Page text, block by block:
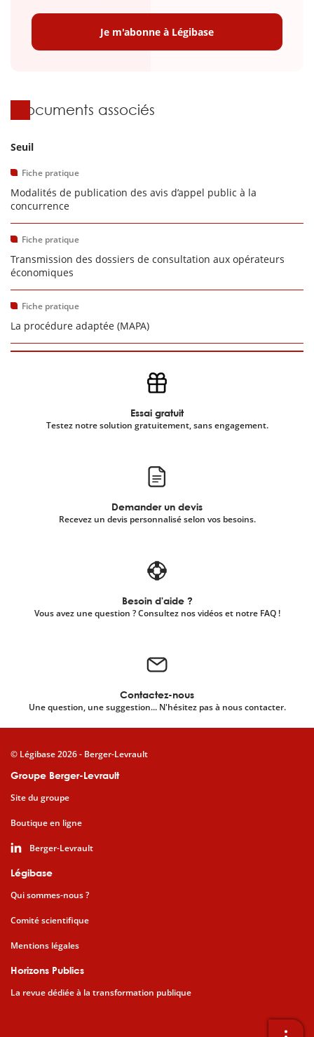
Je m'abonne à Légibase
Documents associés
Seuil
Fiche pratique
Modalités de publication des avis d’appel public à la
concurrence
Fiche pratique
Transmission des dossiers de consultation aux opérateurs
économiques
Fiche pratique
La procédure adaptée (MAPA)
Essai gratuit
Testez notre solution gratuitement, sans engagement.
Demander un devis
Recevez un devis personnalisé selon vos besoins.
Besoin d'aide ?
Vous avez une question ? Consultez nos vidéos et notre FAQ !
Contactez-nous
Une question, une suggestion... N'hésitez pas à nous contacter.
Groupe Berger-Levrault
Site du groupe
Boutique en ligne
Berger-Levrault
Légibase
Qui sommes-nous ?
Comité scientifique
Mentions légales
Horizons Publics
La revue dédiée à la transformation publique
© Légibase 2026 - Berger-Levrault